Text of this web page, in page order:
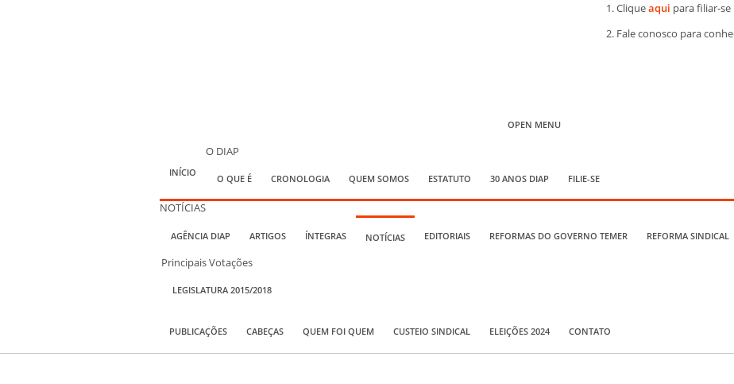
1. Cliqueaqui para filiar-se
2. Fale conosco para
OPEN MENU
INÍCIO
O DIAP
O QUE É CRONOLOGIA QUEM SOMOS ESTATUTO 30 ANOS DIAP FILIE-SE
NOTÍCIAS
AGÊNCIA DIAP ARTIGOS ÍNTEGRAS NOTÍCIAS EDITORIAIS REFORMAS DO GOVERNO TEMER REFORMA SINDICAL
Principais Votações
LEGISLATURA 2015/2018
PUBLICAÇÕES CABEÇAS QUEM FOI QUEM CUSTEIO SINDICAL ELEIÇÕES 2024 CONTATO